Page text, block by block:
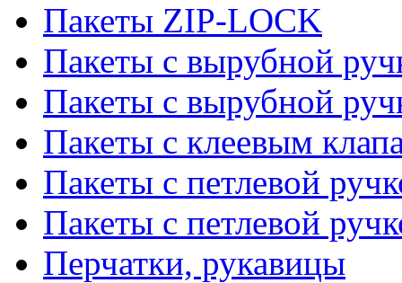
Пакеты ZIP-LOCK
Пакеты с вырубной
Пакеты с вырубной
Пакеты с клеевым
Пакеты с петлевой
Пакеты с петлевой
Перчатки, рукавицы